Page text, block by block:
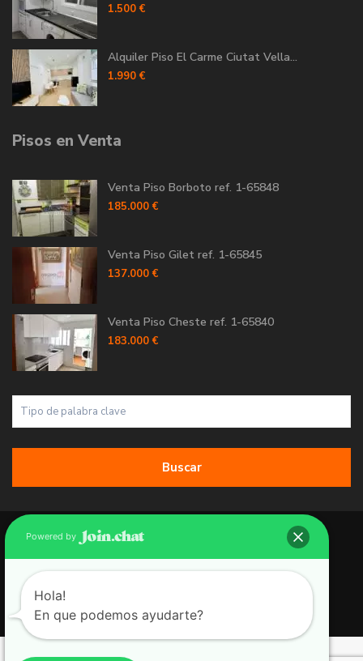
1.500 €
Alquiler Piso El Carme Ciutat Vella...
1.990 €
Pisos en Venta
Venta Piso Borboto ref. 1-65848
185.000 €
Venta Piso Gilet ref. 1-65845
137.000 €
Venta Piso Cheste ref. 1-65840
183.000 €
Buscar
Copyright 2026 | Grupo 90 inmobiliarias. All Rights Reserved.
Política de Cookies
Política de Privacidad
Aviso Legal
Powered by
Hola!
En que podemos ayudarte?